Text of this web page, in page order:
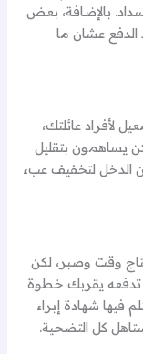
بالإضافة، بعض
الدفع عشان ما
لأفراد عائلتك،
يساهمون بتقليل
الدخل لتخفيف عبء
وقت وصبر، لكن
تدفعه يقربك خطوة
فيها شهادة إبراء
كل التضحية.